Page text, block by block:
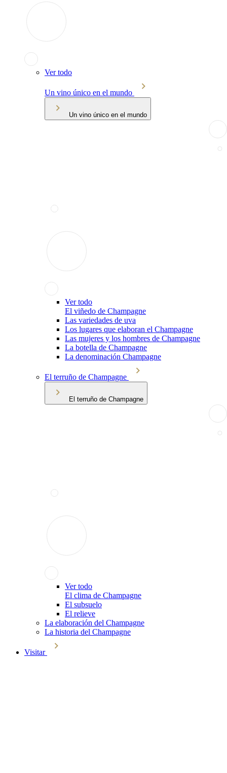
Ver todo
Un vino único en el mundo
Un vino único en el mundo
Ver todo
El viñedo de Champagne
Las variedades de uva
Los lugares que elaboran el Champagne
Las mujeres y los hombres de Champagne
La botella de Champagne
La denominación Champagne
El terruño de Champagne
El terruño de Champagne
Ver todo
El clima de Champagne
El subsuelo
El relieve
La elaboración del Champagne
La historia del Champagne
Visitar